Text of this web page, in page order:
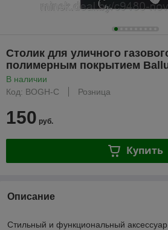
Столик для уличного
полимерным покрытием
В наличии
Код: BOGH-С
Розница
150 руб.
Купить
Описание
Стильный и функциональный